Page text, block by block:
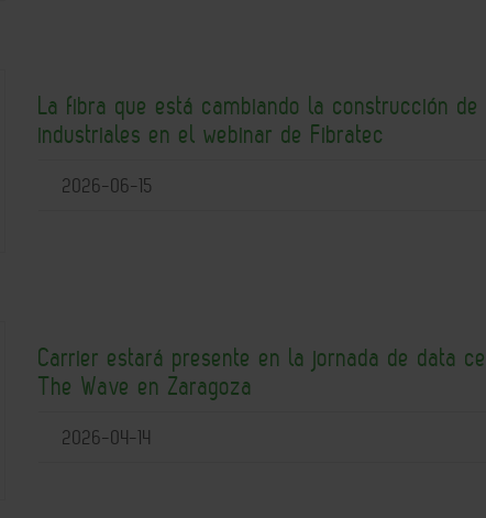
La fibra que está cambiando la construcción de
industriales en el webinar de Fibratec
2026-06-15
Carrier estará presente en la jornada de data
The Wave en Zaragoza
2026-04-14